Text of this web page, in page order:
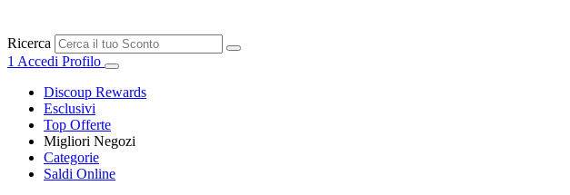
Ricerca
1 Accedi Profilo
Discoup Rewards
Esclusivi
Top Offerte
Migliori Negozi
Categorie
Saldi Online